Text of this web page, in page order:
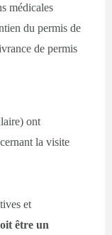
médicales
du permis de
de permis
ont
la visite
et
être un